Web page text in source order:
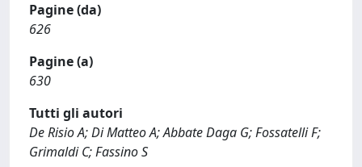
Pagine (da)
626
Pagine (a)
630
Tutti gli autori
De Risio A; Di Matteo A; Abbate Daga G; Fossatelli F;
Grimaldi C; Fassino S